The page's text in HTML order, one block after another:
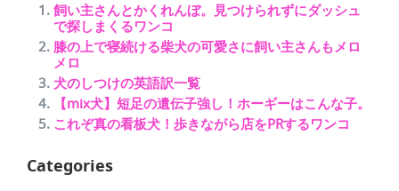
飼い主さんとかくれんぼ。見つけられずにダッシュ
で探しまくるワンコ
膝の上で寝続ける柴犬の可愛さに飼い主さんもメロ
メロ
犬のしつけの英語訳一覧
【mix犬】短足の遺伝子強し！ホーギーはこんな子。
これぞ真の看板犬！歩きながら店をPRするワンコ
Categories